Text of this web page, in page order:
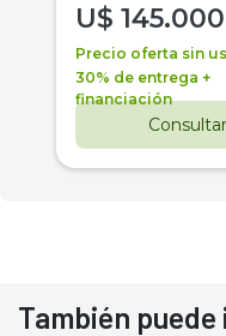
U$ 145.000
Precio oferta sin
30% de entrega +
financiación
Consultar
También